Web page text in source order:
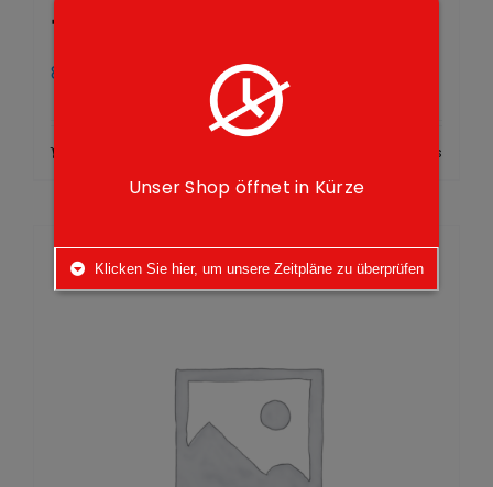
73. Gorgonzola
8,50
Details
Unser Shop öffnet in Kürze
Klicken Sie hier, um unsere Zeitpläne zu überprüfen